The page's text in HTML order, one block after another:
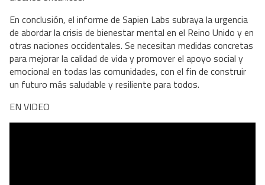
En conclusión, el informe de Sapien Labs subraya la urgencia
de abordar la crisis de bienestar mental en el Reino Unido y en
otras naciones occidentales. Se necesitan medidas concretas
para mejorar la calidad de vida y promover el apoyo social y
emocional en todas las comunidades, con el fin de construir
un futuro más saludable y resiliente para todos.
EN VIDEO